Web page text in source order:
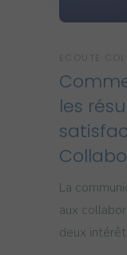
les
La
aux
deux